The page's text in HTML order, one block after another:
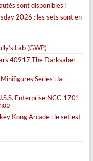
sont disponibles !
2026 : les sets sont en
Lab (GWP)
40917 The Darksaber
Series : la
Enterprise NCC-1701
Kong Arcade : le set est